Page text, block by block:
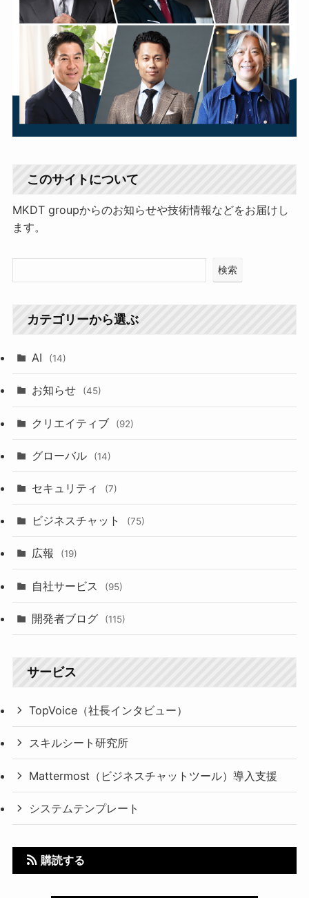
このサイトについて
MKDT groupからのお知らせや技術情報などをお届けし
ます。
検索
カテゴリーから選ぶ
AI (14)
お知らせ (45)
クリエイティブ (92)
グローバル (14)
セキュリティ (7)
ビジネスチャット (75)
広報 (19)
自社サービス (95)
開発者ブログ (115)
サービス
TopVoice（社長インタビュー）
スキルシート研究所
Mattermost（ビジネスチャットツール）導入支援
システムテンプレート
購読する